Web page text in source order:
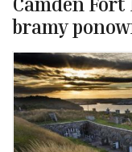
bramy